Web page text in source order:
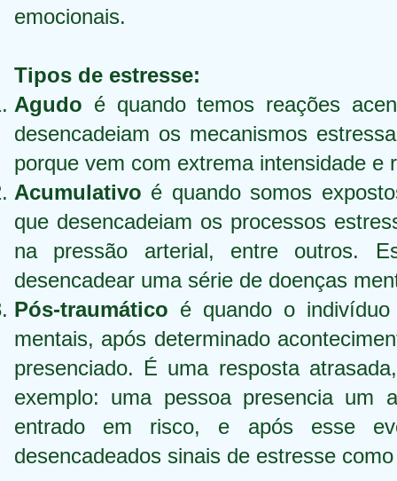
emocionais.
Tipos de estresse:
Agudo é quando temos reações
desencadeiam os mecanismos
porque vem com extrema intensidade e
Acumulativo é quando somos
que desencadeiam os processos
na pressão arterial, entre outros.
desencadear uma série de doenças
Pós-traumático é quando o
mentais, após determinado
presenciado. É uma resposta
exemplo: uma pessoa presencia
entrado em risco, e após esse
desencadeados sinais de estresse